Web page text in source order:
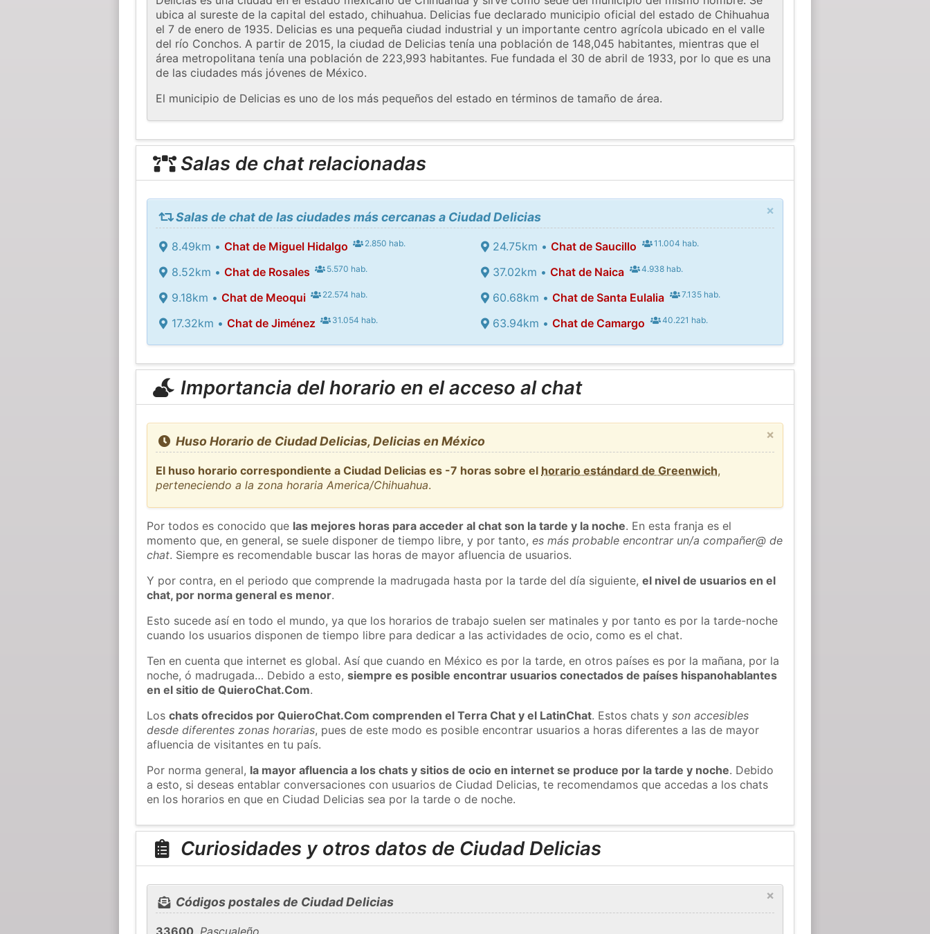
ubica al sureste de la capital del estado, chihuahua. Delicias fue declarado municipio oficial del estado de Chihuahua
el 7 de enero de 1935. Delicias es una pequeña ciudad industrial y un importante centro agrícola ubicado en el valle
del río Conchos. A partir de 2015, la ciudad de Delicias tenía una población de 148,045 habitantes, mientras que el
área metropolitana tenía una población de 223,993 habitantes. Fue fundada el 30 de abril de 1933, por lo que es una
de las ciudades más jóvenes de México.
El municipio de Delicias es uno de los más pequeños del estado en términos de tamaño de área.
Salas de chat relacionadas
×
Salas de chat de las ciudades más cercanas a Ciudad Delicias
8.49km • Chat de Miguel Hidalgo 2.850 hab.
8.52km • Chat de Rosales 5.570 hab.
9.18km • Chat de Meoqui 22.574 hab.
17.32km • Chat de Jiménez 31.054 hab.
24.75km •Chat de Saucillo 11.004 hab.
37.02km •Chat de Naica 4.938 hab.
60.68km •Chat de Santa Eulalia 7.135 hab.
63.94km •Chat de Camargo 40.221 hab.
Importancia del horario en el acceso al chat
×
Huso Horario de Ciudad Delicias, Delicias en México
El huso horario correspondiente a Ciudad Delicias es -7 horas sobre el horario estándard de Greenwich,
perteneciendo a la zona horaria America/Chihuahua.
Por todos es conocido que las mejores horas para acceder al chat son la tarde y la noche. En esta franja es el
momento que, en general, se suele disponer de tiempo libre, y por tanto,es más probable encontrar un/a compañer@ de
chat. Siempre es recomendable buscar las horas de mayor afluencia de usuarios.
Y por contra, en el periodo que comprende la madrugada hasta por la tarde del día siguiente,el nivel de usuarios en el
chat, por norma general es menor.
Esto sucede así en todo el mundo, ya que los horarios de trabajo suelen ser matinales y por tanto es por la tarde-noche
cuando los usuarios disponen de tiempo libre para dedicar a las actividades de ocio, como es el chat.
Ten en cuenta que internet es global. Así que cuando en México es por la tarde, en otros países es por la mañana, por la
noche, ó madrugada… Debido a esto,siempre es posible encontrar usuarios conectados de países hispanohablantes
en el sitio de QuieroChat.Com.
Loschats ofrecidos por QuieroChat.Com comprenden el Terra Chat y el LatinChat. Estos chats yson accesibles
desde diferentes zonas horarias, pues de este modo es posible encontrar usuarios a horas diferentes a las de mayor
afluencia de visitantes en tu país.
Por norma general, la mayor afluencia a los chats y sitios de ocio en internet se produce por la tarde y noche. Debido
a esto, si deseas entablar conversaciones con usuarios de Ciudad Delicias, te recomendamos que accedas a los chats
en los horarios en que en Ciudad Delicias sea por la tarde o de noche.
Curiosidades y otros datos de Ciudad Delicias
×
Códigos postales de Ciudad Delicias